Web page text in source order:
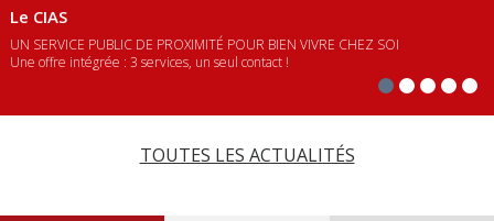
Le CIAS
UN SERVICE PUBLIC DE PROXIMITÉ POUR BIEN VIVRE CHEZ SOI
Une offre intégrée : 3 services, un seul contact !
TOUTES LES ACTUALITÉS